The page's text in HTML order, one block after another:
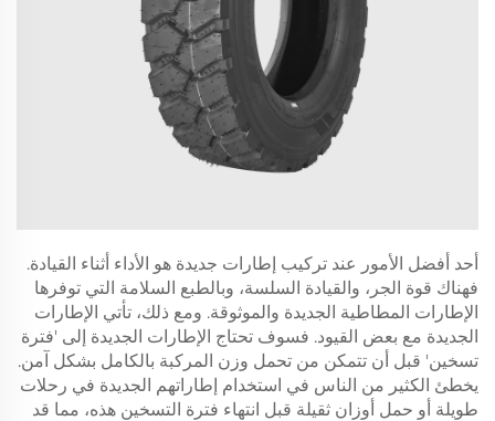
أحد أفضل الأمور عند تركيب إطارات جديدة هو الأداء أثناء القيادة.
فهناك قوة الجر، والقيادة السلسة، وبالطبع السلامة التي توفرها
الإطارات المطاطية الجديدة والموثوقة. ومع ذلك، تأتي الإطارات
الجديدة مع بعض القيود. فسوف تحتاج الإطارات الجديدة إلى 'فترة
تسخين' قبل أن تتمكن من تحمل وزن المركبة بالكامل بشكل آمن.
يخطئ الكثير من الناس في استخدام إطاراتهم الجديدة في رحلات
طويلة أو حمل أوزان ثقيلة قبل انتهاء فترة التسخين هذه، مما قد